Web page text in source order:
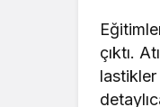
çıktı.
lastikler